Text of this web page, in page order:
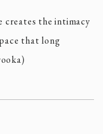
creates the intimacy
that long